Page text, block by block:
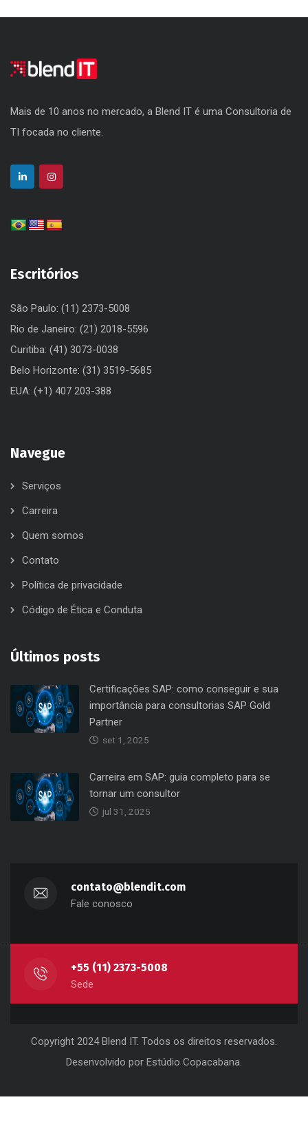
Mais de 10 anos no mercado, a Blend IT é uma Consultoria de
TI focada no cliente.
Escritórios
São Paulo: (11) 2373-5008
Rio de Janeiro: (21) 2018-5596
Curitiba: (41) 3073-0038
Belo Horizonte: (31) 3519-5685
EUA: (+1) 407 203-388
Navegue
Serviços
Carreira
Quem somos
Contato
Política de privacidade
Código de Ética e Conduta
Últimos posts
Certificações SAP: como conseguir e sua
importância para consultorias SAP Gold
Partner
set 1, 2025
Carreira em SAP: guia completo para se
tornar um consultor
jul 31, 2025
contato@blendit.com
Fale conosco
+55 (11) 2373-5008
Sede
Copyright 2024 Blend IT. Todos os direitos reservados.
Desenvolvido por Estúdio Copacabana.